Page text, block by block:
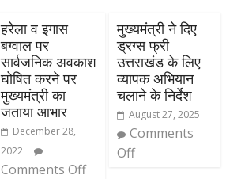
हरेला व इगास
बग्वाल पर
सार्वजनिक अवकाश
घोषित करने पर
मुख्यमंत्री का
जताया आभार
December 28,
2022
Comments Off
मुख्यमंत्री ने दिए
ड्रग्स फ्री
उत्तराखंड के लिए
व्यापक अभियान
चलाने के निर्देश
August 27, 2025
Comments
Off